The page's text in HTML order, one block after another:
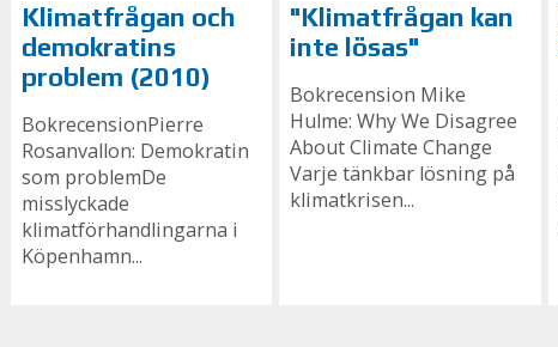
Klimatfrågan och
demokratins
problem (2010)
BokrecensionPierre
Rosanvallon: Demokratin
som problemDe
misslyckade
klimatförhandlingarna i
Köpenhamn...
"Klimatfrågan kan
inte lösas"
Bokrecension Mike
Hulme: Why We Disagree
About Climate Change
Varje tänkbar lösning på
klimatkrisen...